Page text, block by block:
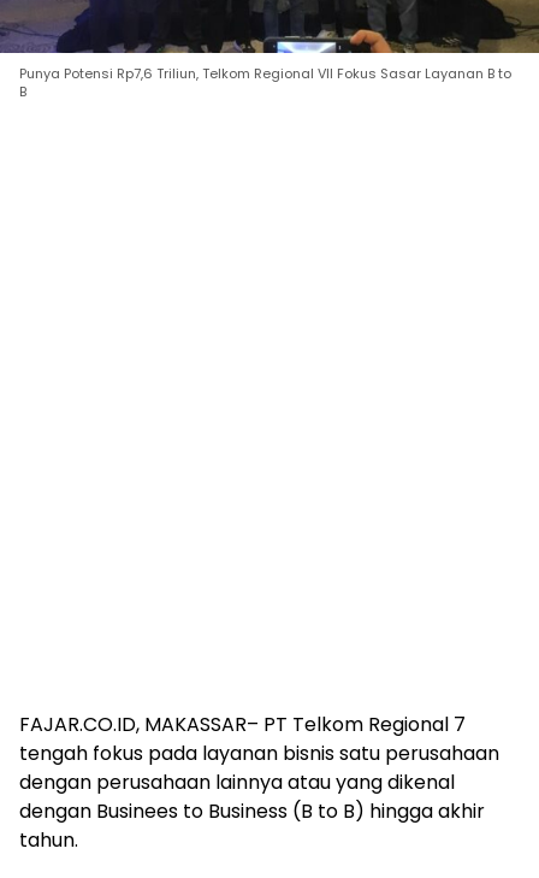
Punya Potensi Rp7,6 Triliun, Telkom Regional VII Fokus Sasar Layanan B to
B
FAJAR.CO.ID, MAKASSAR– PT Telkom Regional 7
tengah fokus pada layanan bisnis satu perusahaan
dengan perusahaan lainnya atau yang dikenal
dengan Businees to Business (B to B) hingga akhir
tahun.